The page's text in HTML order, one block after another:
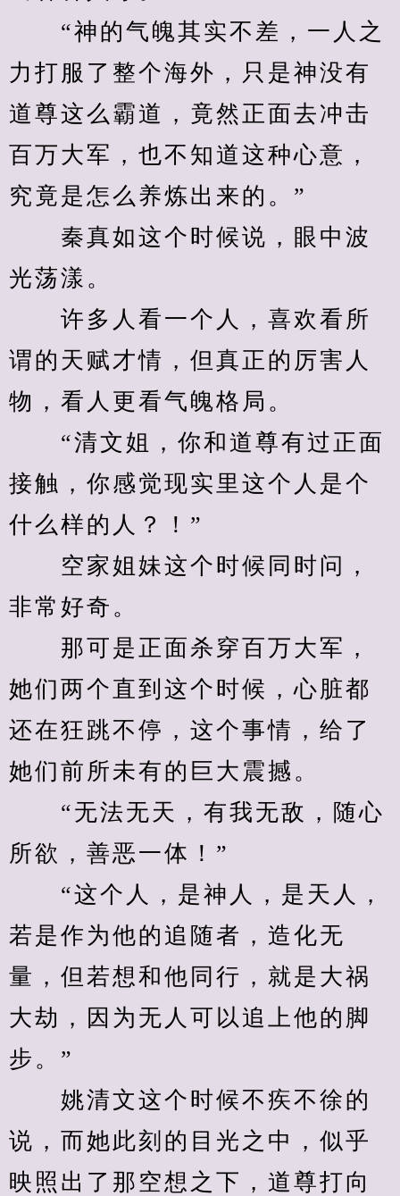
“神的气魄其实不差，一人之
力打服了整个海外，只是神没有
道尊这么霸道，竟然正面去冲击
百万大军，也不知道这种心意，
究竟是怎么养炼出来的。”
秦真如这个时候说，眼中波
光荡漾。
许多人看一个人，喜欢看所
谓的天赋才情，但真正的厉害人
物，看人更看气魄格局。
“清文姐，你和道尊有过正面
接触，你感觉现实里这个人是个
什么样的人？！”
空家姐妹这个时候同时问，
非常好奇。
那可是正面杀穿百万大军，
她们两个直到这个时候，心脏都
还在狂跳不停，这个事情，给了
她们前所未有的巨大震撼。
“无法无天，有我无敌，随心
所欲，善恶一体！”
“这个人，是神人，是天人，
若是作为他的追随者，造化无
量，但若想和他同行，就是大祸
大劫，因为无人可以追上他的脚
步。”
姚清文这个时候不疾不徐的
说，而她此刻的目光之中，似乎
映照出了那空想之下，道尊打向